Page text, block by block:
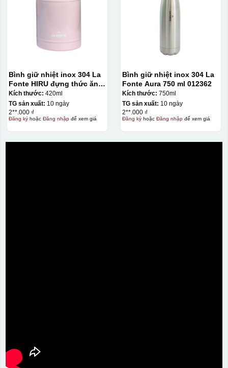
Khó khăn trong việc
in 1 số màu: Màu
hồng cánh sen,
in chuyển màu (dễ
sắc)
bị lem
Chất liệu in decal
phong phú, dễ dàng
Dán được lên nhiều
bề mặt, phẳng và
Bình giữ nhiệt inox 304 La
Fonte HIRU đựng thức ăn
420 ml – 012348
Kích thước: 420ml
TG sản xuất: 10 ngày
2**.000 ₫
Đăng kýhoặc Đăng nhậpđể xem giá
Bình giữ nhiệt inox 304 La
Fonte Aura 750 ml 012362
Kích thước: 750ml
TG sản xuất: 10 ngày
2**.000 ₫
Đăng kýhoặc Đăng nhậpđể xem giá